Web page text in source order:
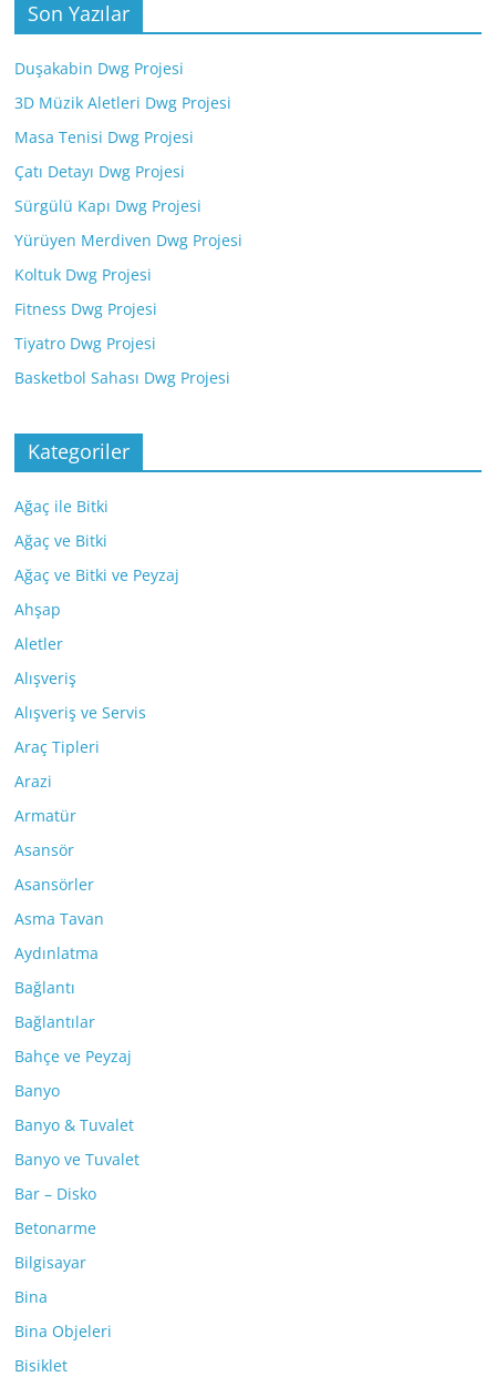
Son Yazılar
Duşakabin Dwg Projesi
3D Müzik Aletleri Dwg Projesi
Masa Tenisi Dwg Projesi
Çatı Detayı Dwg Projesi
Sürgülü Kapı Dwg Projesi
Yürüyen Merdiven Dwg Projesi
Koltuk Dwg Projesi
Fitness Dwg Projesi
Tiyatro Dwg Projesi
Basketbol Sahası Dwg Projesi
Kategoriler
Ağaç ile Bitki
Ağaç ve Bitki
Ağaç ve Bitki ve Peyzaj
Ahşap
Aletler
Alışveriş
Alışveriş ve Servis
Araç Tipleri
Arazi
Armatür
Asansör
Asansörler
Asma Tavan
Aydınlatma
Bağlantı
Bağlantılar
Bahçe ve Peyzaj
Banyo
Banyo & Tuvalet
Banyo ve Tuvalet
Bar – Disko
Betonarme
Bilgisayar
Bina
Bina Objeleri
Bisiklet